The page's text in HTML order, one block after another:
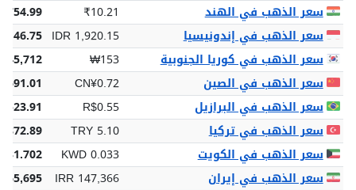
سعر الذهب في الهند
₹10.21
سعر الذهب في إندونيسيا
IDR 1,920.15
سعر الذهب في كوريا الجنوبية
₩153
سعر الذهب في الصين
CN¥0.72
سعر الذهب في البرازيل
R$0.55
سعر الذهب في تركيا
TRY 5.10
سعر الذهب في الكويت
KWD 0.033
31.702
سعر الذهب في إيران
IRR 147,366